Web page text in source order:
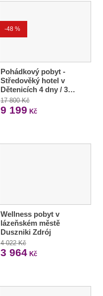
-48 %
Pohádkový pobyt -
Středověký hotel v
Dětenicích 4 dny / 3…
17 800 Kč
9 199 Kč
Wellness pobyt v
lázeňském městě
Duszniki Zdrój
4 022 Kč
3 964Kč